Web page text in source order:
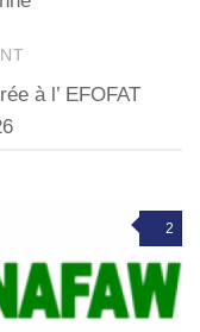
à l’ EFOFAT
2